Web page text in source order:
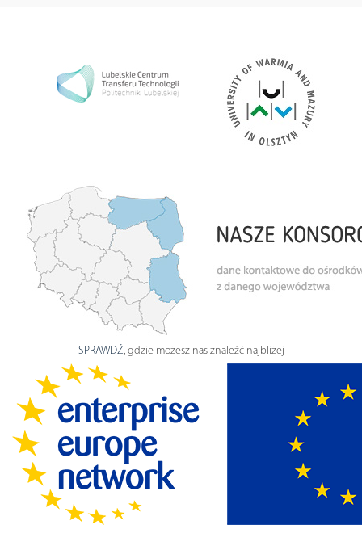
SPRAWDŹ, gdzie możesz nas znaleźć najbliżej